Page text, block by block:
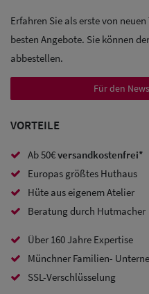
Sale:
Caps
Erfahren Sie als erste von
besten Angebote. Sie können
abbestellen.
Für den
VORTEILE
Ab 50€versandkostenfrei*
Europas größtes Huthaus
Hüte aus eigenem Atelier
Beratung durch Hutmacher
Über 160 Jahre Expertise
Münchner Familien-
SSL-Verschlüsselung